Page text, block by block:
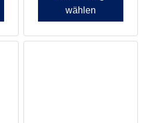
wählen